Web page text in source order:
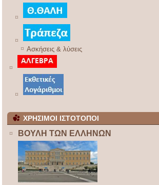
Ασκήσεις & λύσεις
ΧΡΗΣΙΜΟΙ ΙΣΤΟΤΟΠΟΙ
ΒΟΥΛΗ ΤΩΝ ΕΛΛΗΝΩΝ